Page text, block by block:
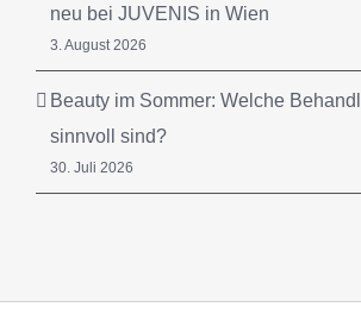
neu bei JUVENIS in Wien
3. August 2026
Beauty im Sommer: Welche
sinnvoll sind?
30. Juli 2026